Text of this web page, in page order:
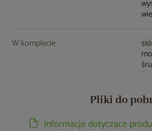
W komplecie
Pliki do
Informacje dotyczące